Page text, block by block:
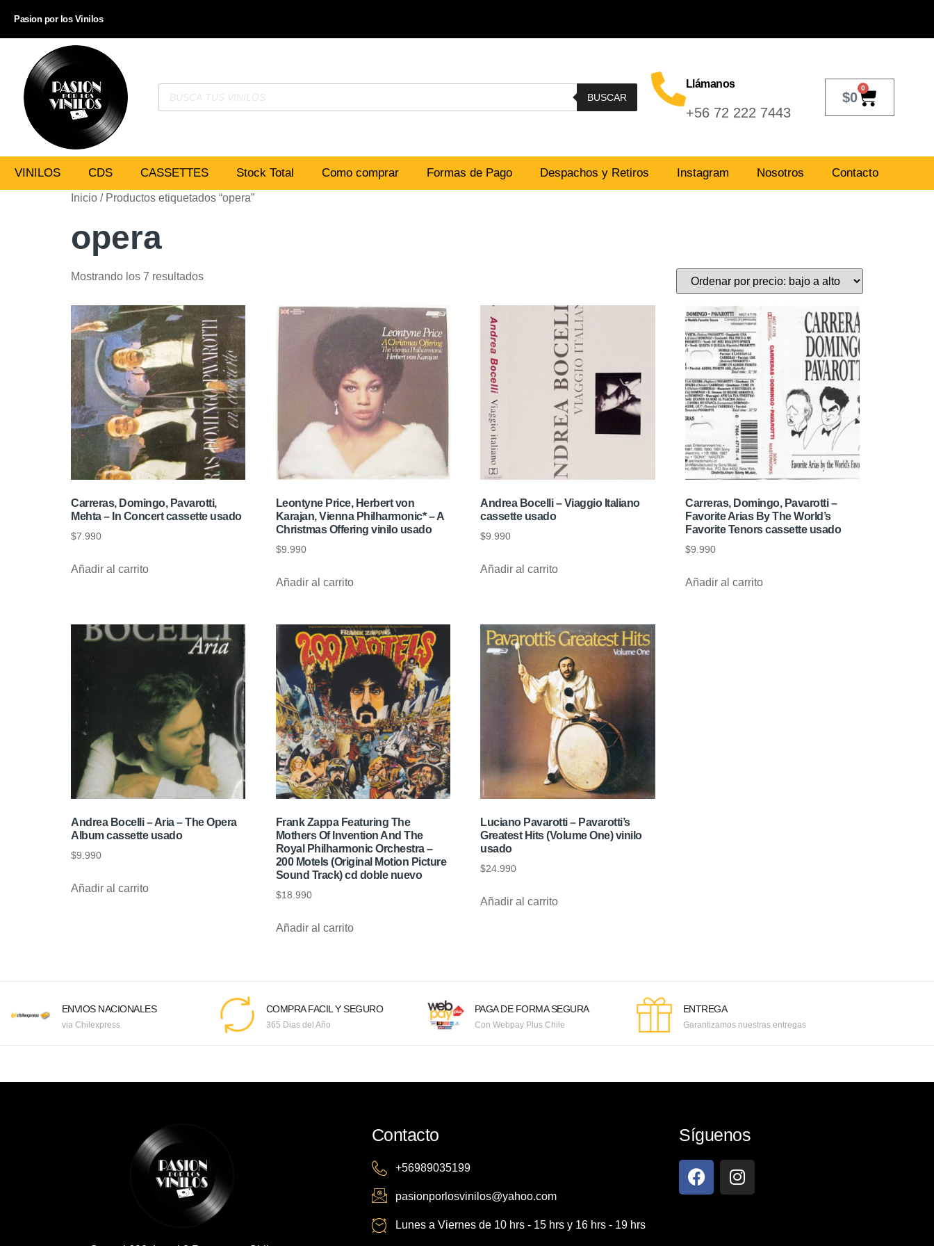
Pasion por los Vinilos
BUSCAR
Llámanos
+56 72 222 7443
$0
0
VINILOS CDS CASSETTES Stock Total Como comprar Formas de Pago Despachos y Retiros Instagram Nosotros Contacto
Inicio / Productos etiquetados “opera”
opera
Mostrando los 7 resultados
Carreras, Domingo, Pavarotti,
Mehta – In Concert cassette usado
$7.990
Añadir al carrito
Leontyne Price, Herbert von
Karajan, Vienna Philharmonic* – A
Christmas Offering vinilo usado
$9.990
Añadir al carrito
Andrea Bocelli – Viaggio Italiano
cassette usado
$9.990
Añadir al carrito
Carreras, Domingo, Pavarotti –
Favorite Arias By The World’s
Favorite Tenors cassette usado
$9.990
Añadir al carrito
Andrea Bocelli – Aria – The Opera
Album cassette usado
$9.990
Añadir al carrito
Frank Zappa Featuring The
Mothers Of Invention And The
Royal Philharmonic Orchestra –
200 Motels (Original Motion Picture
Sound Track) cd doble nuevo
$18.990
Añadir al carrito
Luciano Pavarotti – Pavarotti’s
Greatest Hits (Volume One) vinilo
usado
$24.990
Añadir al carrito
ENVIOS NACIONALES
via Chilexpress
COMPRA FACIL Y SEGURO
365 Dias del Año
PAGA DE FORMA SEGURA
Con Webpay Plus Chile
ENTREGA
Garantizamos nuestras entregas
Contacto
+56989035199
pasionporlosvinilos@yahoo.com
Lunes a Viernes de 10 hrs - 15 hrs y 16 hrs - 19 hrs
Síguenos